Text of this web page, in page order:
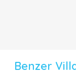
Benzer